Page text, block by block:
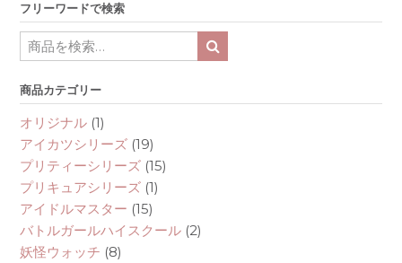
フリーワードで検索
Search
for:
商品カテゴリー
オリジナル (1)
アイカツシリーズ (19)
プリティーシリーズ (15)
プリキュアシリーズ (1)
アイドルマスター (15)
バトルガールハイスクール (2)
妖怪ウォッチ (8)